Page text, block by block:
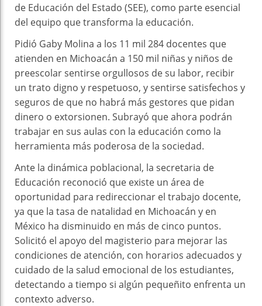
de Educación del Estado (SEE), como parte esencial
del equipo que transforma la educación.
Pidió Gaby Molina a los 11 mil 284 docentes que
atienden en Michoacán a 150 mil niñas y niños de
preescolar sentirse orgullosos de su labor, recibir
un trato digno y respetuoso, y sentirse satisfechos y
seguros de que no habrá más gestores que pidan
dinero o extorsionen. Subrayó que ahora podrán
trabajar en sus aulas con la educación como la
herramienta más poderosa de la sociedad.
Ante la dinámica poblacional, la secretaria de
Educación reconoció que existe un área de
oportunidad para redireccionar el trabajo docente,
ya que la tasa de natalidad en Michoacán y en
México ha disminuido en más de cinco puntos.
Solicitó el apoyo del magisterio para mejorar las
condiciones de atención, con horarios adecuados y
cuidado de la salud emocional de los estudiantes,
detectando a tiempo si algún pequeñito enfrenta un
contexto adverso.